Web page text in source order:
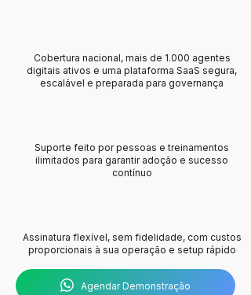
Cobertura nacional, mais de 1.000 agentes
digitais ativos e uma plataforma SaaS segura,
escalável e preparada para governança
Suporte feito por pessoas e treinamentos
ilimitados para garantir adoção e sucesso
contínuo
Assinatura flexível, sem fidelidade, com custos
proporcionais à sua operação e setup rápido
Agendar Demonstração